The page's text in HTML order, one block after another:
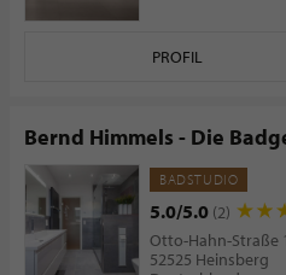
PROFIL
Bernd Himmels - Die
BADSTUDIO
5.0/5.0 (2)
Otto-Hahn-Straße
52525 Heinsberg